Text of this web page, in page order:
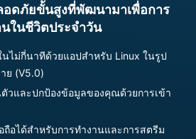
อดภัยขั้นสูงที่พัฒนามาเพื่อการ
นในชีวิตประจำวัน
นไม่กี่นาทีด้วยแอปสำหรับ Linux ในรูป
ย (V5.0)
วและปกป้องข้อมูลของคุณด้วยการเข้า
ถือได้สำหรับการทำงานและการสตรีม